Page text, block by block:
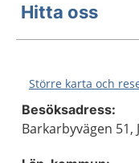
Hitta oss
Större karta och
Besöksadress:
Barkarbyvägen 51,